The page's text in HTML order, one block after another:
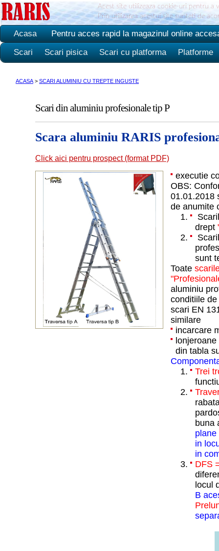
Acest site utilizeaza cookie-uri pentru a
Prin utilizarea acestui site sunteti de
Acasa
Pentru acces rapid la magazinul online
Scari
Scari pisica Scari cu platforma Platforme
ACASA > SCARI ALUMINIU CU TREPTE INGUSTE
Scari din aluminiu profesionale tip P
Scara aluminiu RARIS
Click aici pentru prospect (format PDF)
executie
OBS:
01.01.2018
de anumite
drept
sunt
Toate
aluminiu
conditiile
scari EN
similare
incarcare
din tabla
Trei
buna
plane
in
in
DFS
locul
B